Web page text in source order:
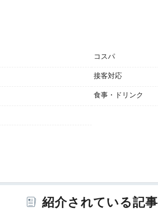
コスパ
接客対応
食事・ドリンク
紹介されている記事